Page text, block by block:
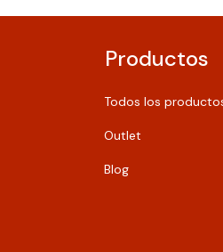
Productos
Todos los
Outlet
Blog